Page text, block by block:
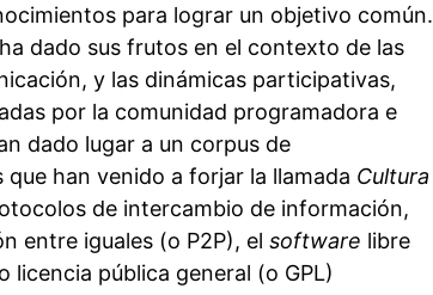
para lograr un objetivo común.
dado sus frutos en el contexto de las
y las dinámicas participativas,
por la comunidad programadora e
dado lugar a un corpus de
han venido a forjar la llamada Cultura
de intercambio de información,
entre iguales (o P2P), el software libre
pública general (o GPL)